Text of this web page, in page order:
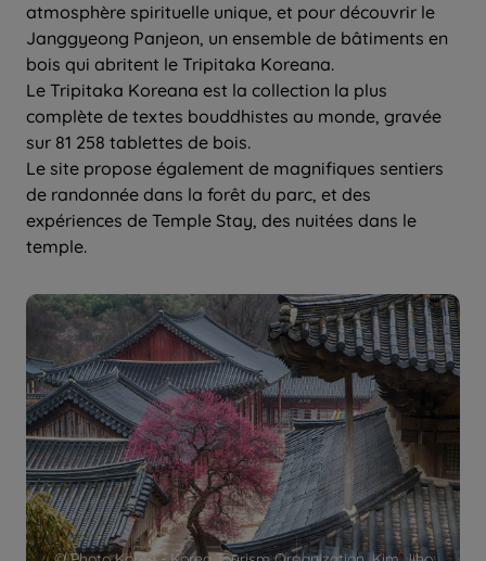
atmosphère spirituelle unique, et pour découvrir le
Janggyeong Panjeon, un ensemble de bâtiments en
bois qui abritent le Tripitaka Koreana.
Le Tripitaka Koreana est la collection la plus
complète de textes bouddhistes au monde, gravée
sur 81 258 tablettes de bois.
Le site propose également de magnifiques sentiers
de randonnée dans la forêt du parc, et des
expériences de Temple Stay, des nuitées dans le
temple.